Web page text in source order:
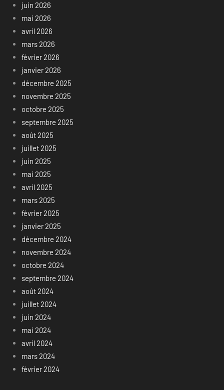
juin 2026
mai 2026
avril 2026
mars 2026
février 2026
janvier 2026
décembre 2025
novembre 2025
octobre 2025
septembre 2025
août 2025
juillet 2025
juin 2025
mai 2025
avril 2025
mars 2025
février 2025
janvier 2025
décembre 2024
novembre 2024
octobre 2024
septembre 2024
août 2024
juillet 2024
juin 2024
mai 2024
avril 2024
mars 2024
février 2024